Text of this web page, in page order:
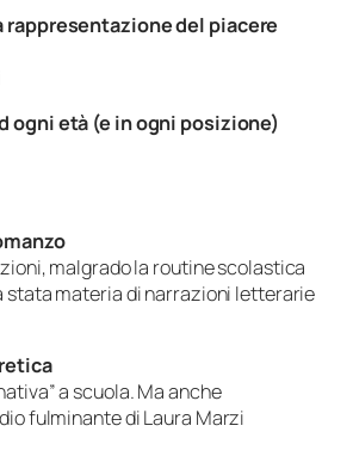
rappresentazione del piacere
ogni età (e in ogni posizione)
malgrado la routine scolastica
materia di narrazioni letterarie
a scuola. Ma anche
fulminante di Laura Marzi